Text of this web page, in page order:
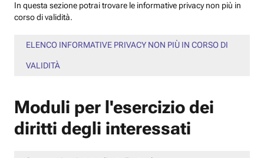
In questa sezione potrai trovare le informative privacy non più in
corso di validità.
ELENCO INFORMATIVE PRIVACY NON PIÙ IN CORSO DI
VALIDITÀ
Moduli per l'esercizio dei
diritti degli interessati